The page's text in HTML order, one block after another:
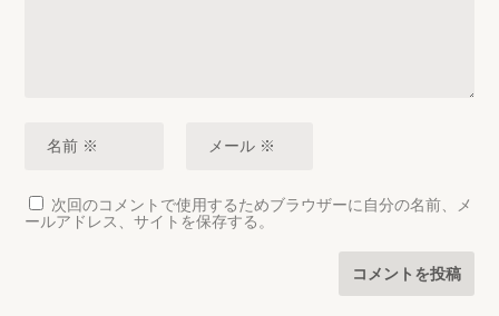
次回のコメントで使用するためブラウザーに自分の名前、メ
ールアドレス、サイトを保存する。